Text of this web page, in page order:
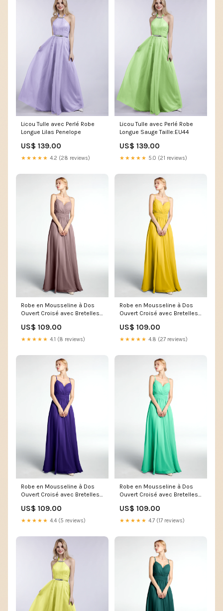
Licou Tulle avec Perlé Robe
Longue Lilas Penelope
US$ 139.00
★★★★★ 4.2 (28 reviews)
Licou Tulle avec Perlé Robe
Longue Sauge Taille:EU44
US$ 139.00
★★★★★ 5.0 (21 reviews)
Robe en Mousseline à Dos
Ouvert Croisé avec Bretelles
Novia
US$ 109.00
★★★★★ 4.1 (8 reviews)
Robe en Mousseline à Dos
Ouvert Croisé avec Bretelles
US$ 109.00
★★★★★ 4.8 (27 reviews)
Robe en Mousseline à Dos
Ouvert Croisé avec Bretelles
the bride dress
US$ 109.00
★★★★★ 4.4 (5 reviews)
Robe en Mousseline à Dos
Ouvert Croisé avec Bretelles
US$ 109.00
★★★★★ 4.7 (17 reviews)